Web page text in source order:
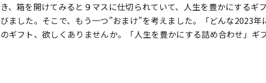
、箱を開けてみると９マスに仕切られていて、人生を豊かにするギ
ました。そこで、もう一つ”おまけ”を考えました。「どんな2023
ギフト、欲しくありませんか。「人生を豊かにする詰め合わせ」